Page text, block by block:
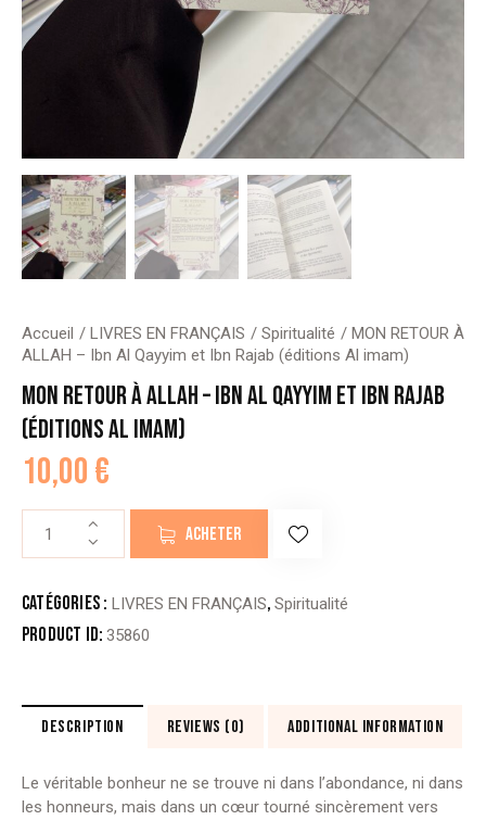
Accueil LIVRES EN FRANÇAIS Spiritualité
MON RETOUR À
ALLAH – Ibn Al Qayyim et Ibn Rajab (éditions Al imam)
MON RETOUR À ALLAH – IBN AL QAYYIM ET IBN RAJAB
(ÉDITIONS AL IMAM)
10,00€
RETOUR
ALLAH
Al
Qayyim
Ibn
Rajab
ACHETER
Catégories : LIVRES EN FRANÇAIS,Spiritualité
Product ID:35860
DESCRIPTION REVIEWS (0) ADDITIONAL INFORMATION
Le véritable bonheur ne se trouve ni dans l’abondance, ni dans
les honneurs, mais dans un cœur tourné sincèrement vers